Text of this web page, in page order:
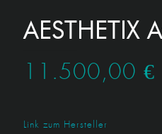
AESTHETIX
11.500,00 €
Link zum Hersteller